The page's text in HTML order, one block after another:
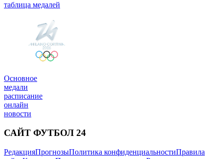
таблица медалей
Основное
медали
расписание
онлайн
новости
САЙТ ФУТБОЛ 24
РедакцияПрогнозыПолитика конфиденциальностиПравила